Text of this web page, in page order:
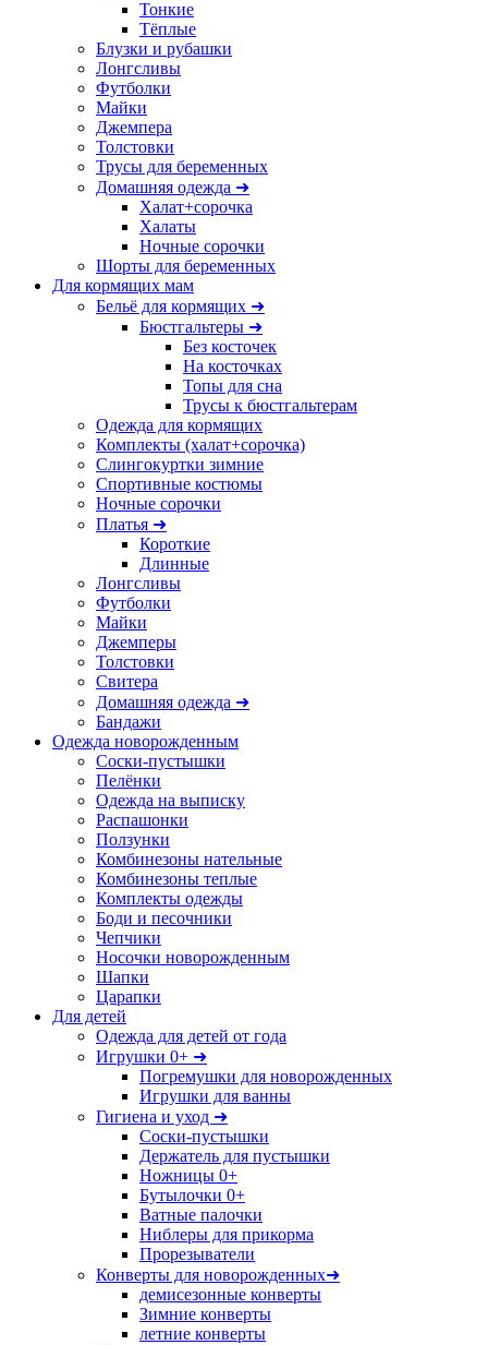
Тонкие
Тёплые
Блузки и рубашки
Лонгсливы
Футболки
Майки
Джемпера
Толстовки
Трусы для беременных
Домашняя одежда ➜
Халат+сорочка
Халаты
Ночные сорочки
Шорты для беременных
Для кормящих мам
Бельё для кормящих ➜
Бюстгальтеры ➜
Без косточек
На косточках
Топы для сна
Трусы к бюстгальтерам
Одежда для кормящих
Комплекты (халат+сорочка)
Слингокуртки зимние
Спортивные костюмы
Ночные сорочки
Платья ➜
Короткие
Длинные
Лонгсливы
Футболки
Майки
Джемперы
Толстовки
Свитера
Домашняя одежда ➜
Бандажи
Одежда новорожденным
Соски-пустышки
Пелёнки
Одежда на выписку
Распашонки
Ползунки
Комбинезоны нательные
Комбинезоны теплые
Комплекты одежды
Боди и песочники
Чепчики
Носочки новорожденным
Шапки
Царапки
Для детей
Одежда для детей от года
Игрушки 0+ ➜
Погремушки для новорожденных
Игрушки для ванны
Гигиена и уход ➜
Соски-пустышки
Держатель для пустышки
Ножницы 0+
Бутылочки 0+
Ватные палочки
Ниблеры для прикорма
Прорезыватели
Конверты для новорожденных➜
демисезонные конверты
Зимние конверты
летние конверты